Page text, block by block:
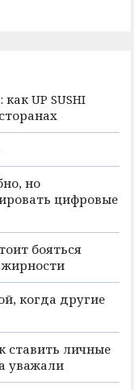
UP SUSHI
но
цифровые
бояться
когда другие
ставить личные
уважали